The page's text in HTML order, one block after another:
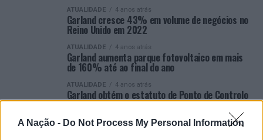
A Nação - Do Not Process My Personal Information
ATUALIDADE 4 anos atrás
Garland cresce 43% em volume de negócios no
Reino Unido em 2022
ATUALIDADE 4 anos atrás
Garland aumenta parque fotovoltaico em mais
de 160% até ao final do ano
ATUALIDADE 4 anos atrás
Garland obtém o estatuto de Ponto de Controlo
Nacional de Alimentos
ATUALIDADE 4 anos atrás
Novo centro logístico da Garland em Gaia